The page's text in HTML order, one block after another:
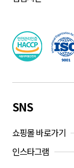
SNS
쇼핑몰 바로가기
인스타그램